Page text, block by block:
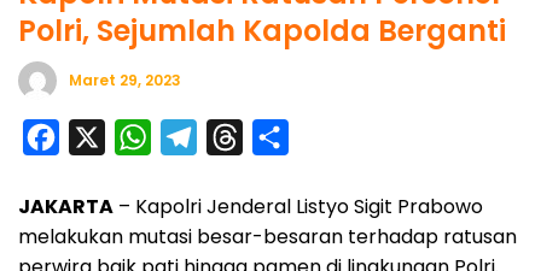
Polri, Sejumlah Kapolda Berganti
Maret 29, 2023
c
e
W
a
t
l
e
r
e
a
r
JAKARTA – Kapolri Jenderal Listyo Sigit Prabowo
melakukan mutasi besar-besaran terhadap ratusan